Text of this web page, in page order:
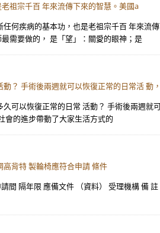
祖宗千百 年來流傳下來的智慧。美國a
任何疾病的基本功，也是老祖宗千百 年來
需要做的， 是「望」：關愛的眼神；是
？ 手術後兩週就可以恢復正常的日常活 動，
久可以恢復正常的日常 活動？ 手術後兩週
會的進步帶動了大家生活方式的
背特 製輪椅應符合申請 條件
間 隔年限 應備文件 （資料） 受理機構 備